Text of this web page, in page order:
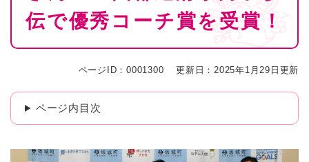
伝で優秀コーチ賞を受賞！
ページID：0001300 更新日：2025年1月29日更新
ページ内目次